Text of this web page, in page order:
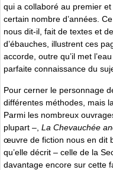
qui a collaboré au premier
certain nombre d’années.
nous dit-il, fait de textes et
d’ébauches, illustrent ces
accorde, outre qu’il met
parfaite connaissance du
Pour cerner le personnage
différentes méthodes, mais
Parmi les nombreux
plupart –, La Chevauchée
œuvre de fiction nous en dit
qu’elle décrit – celle de la
davantage encore sur cette